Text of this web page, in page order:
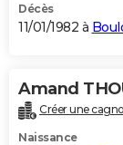
Décès
11/01/1982 à
Amand
Créer une
Naissance